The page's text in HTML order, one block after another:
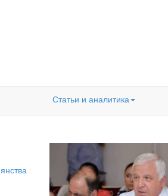
Статьи и аналитика